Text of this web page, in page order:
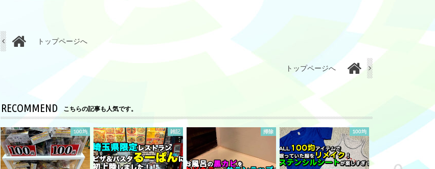
トップページへ
トップページへ
RECOMMEND こちらの記事も人気です。
100均 雑記 掃除 100均